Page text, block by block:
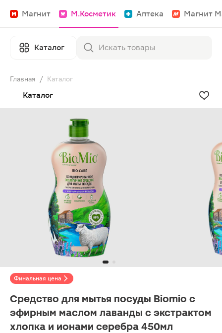
Магнит М.Косметик Аптека Магнит
Каталог
Главная / Каталог
Каталог
Финальная цена
Средство для мытья посуды Biomio с
эфирным маслом лаванды с экстрактом
хлопка и ионами серебра 450мл